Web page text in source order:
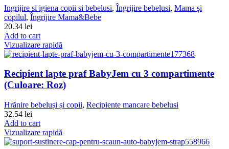
Ingrijire si igiena copii si bebelusi, Îngrijire bebelusi, Mama și
copilul, Îngrijire Mama&Bebe
20.34 lei
Add to cart
Vizualizare rapidă
Recipient lapte praf BabyJem cu 3 compartimente
(Culoare: Roz)
Hrănire bebeluși și copii, Recipiente mancare bebelusi
32.54 lei
Add to cart
Vizualizare rapidă